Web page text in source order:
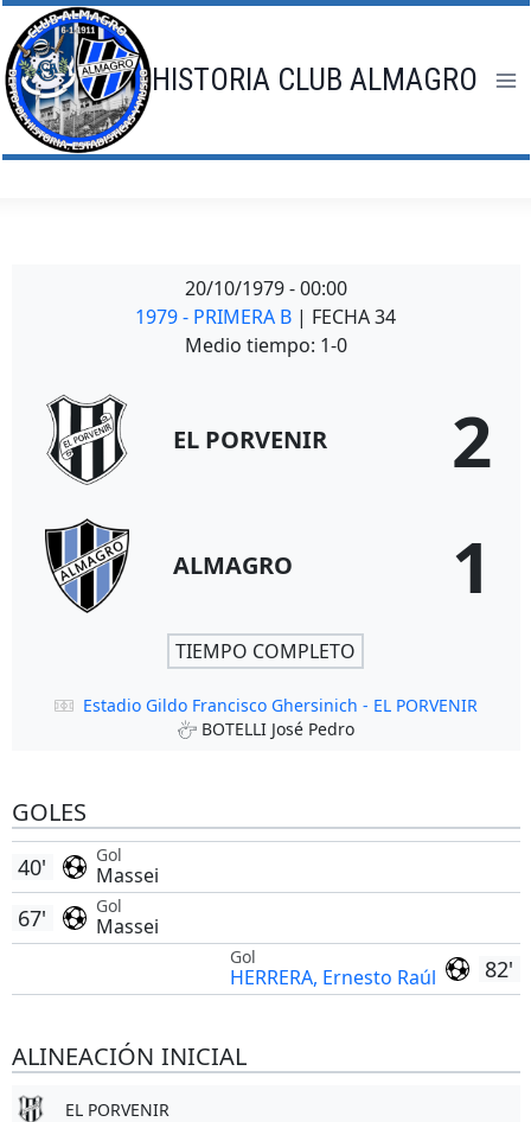
Saltar
al
contenido
HISTORIA CLUB ALMAGRO
20/10/1979 - 00:00
1979 - PRIMERA B | FECHA 34
Medio tiempo: 1-0
EL PORVENIR 2
ALMAGRO 1
TIEMPO COMPLETO
Estadio Gildo Francisco Ghersinich - EL PORVENIR
BOTELLI José Pedro
GOLES
Gol
Massei
40'
Gol
Massei
67'
82'
Gol
HERRERA, Ernesto Raúl
ALINEACIÓN INICIAL
EL PORVENIR